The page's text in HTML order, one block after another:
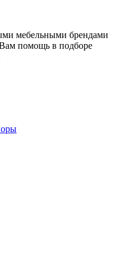
мебельными брендами
Вам помощь в подборе